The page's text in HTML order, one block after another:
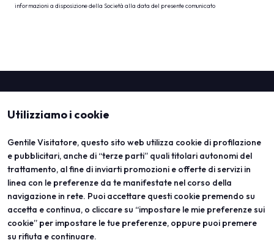
informazioni a disposizione della Società alla data del presente comunicato
Utilizziamo i cookie
Gentile Visitatore, questo sito web utilizza cookie di profilazione
e pubblicitari, anche di “terze parti” quali titolari autonomi del
trattamento, al fine di inviarti promozioni e offerte di servizi in
linea con le preferenze da te manifestate nel corso della
navigazione in rete. Puoi accettare questi cookie premendo su
accetta e continua, o cliccare su “impostare le mie preferenze sui
cookie” per impostare le tue preferenze, oppure puoi premere
su rifiuta e continuare.
ABOUT
Vicenzaoro
T.Gold
VO Vintage
Aree espositive
VISITA
Registrazione e badge
Info pratiche visitatori
FAQ